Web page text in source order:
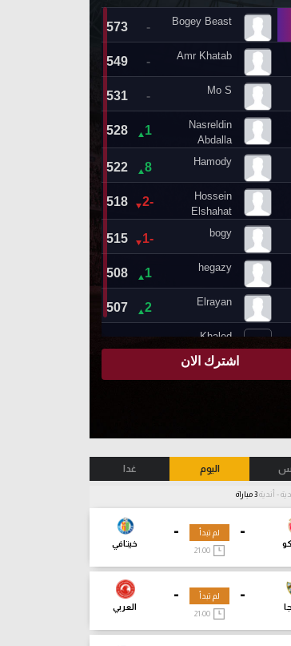
اليوم غدا
- أندية
-
-
خيتافي
لم تبدأ
-
-
العربي
لم تبدأ